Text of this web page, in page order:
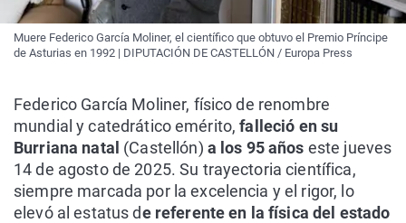
Muere Federico García Moliner, el científico que obtuvo el Premio Príncipe
de Asturias en 1992 | DIPUTACIÓN DE CASTELLÓN / Europa Press
Federico García Moliner, físico de renombre
mundial y catedrático emérito,falleció en su
Burriana natal (Castellón) a los 95 años este jueves
14 de agosto de 2025. Su trayectoria científica,
siempre marcada por la excelencia y el rigor, lo
elevó al estatus de referente en la física del estado